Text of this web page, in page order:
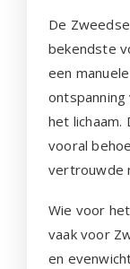
De
bekendste
een
het lichaam.
vooral
vertrouwde
Wie voor
vaak voor
en